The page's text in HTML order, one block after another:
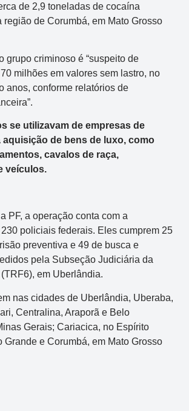
de 2,9 toneladas de cocaína
região de Corumbá, em Mato Grosso
grupo criminoso é “suspeito de
milhões em valores sem lastro, no
anos, conforme relatórios de
se utilizavam de empresas de
aquisição de bens de luxo, como
cavalos de raça,
veículos.
PF, a operação conta com a
policiais federais. Eles cumprem 25
preventiva e 49 de busca e
pela Subseção Judiciária da
em Uberlândia.
nas cidades de Uberlândia, Uberaba,
Centralina, Araporã e Belo
Gerais; Cariacica, no Espírito
Grande e Corumbá, em Mato Grosso